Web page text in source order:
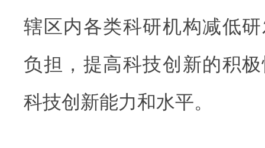
辖区内各类科研机构减低
负担，提高科技创新的积
科技创新能力和水平。